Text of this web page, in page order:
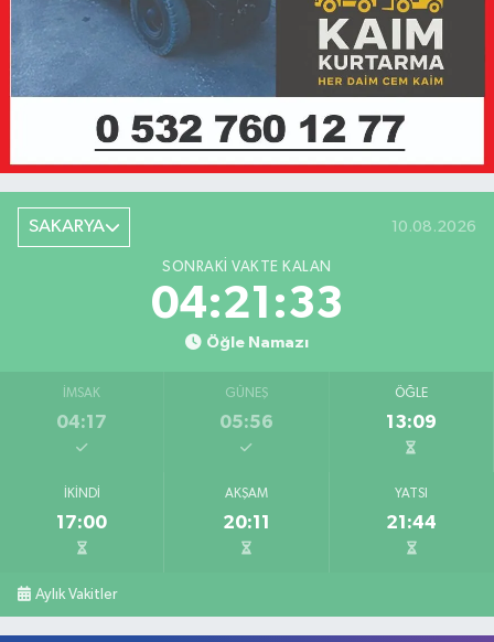
SAKARYA 10.08.2026
SONRAKI VAKTE KALAN
04:21:33
Öğle Namazı
İMSAK
04:17
GÜNEŞ
05:56
ÖĞLE
13:09
İKINDI
17:00
AKŞAM
20:11
YATSI
21:44
Aylık Vakitler